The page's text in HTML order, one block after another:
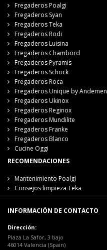
Fregaderos Poalgi
Fregaderos Syan
Fregaderos Teka
Fregaderos Rodi
Fregaderos Luisina
Fregaderos Chambord
Fregaderos Pyramis
Fregaderos Schock
Fregaderos Roca
Fregaderos Unique by Andemen
Fregaderos Ukinox
Fregaderos Reginox
Fregaderos Mundilite
Fregaderos Franke
Fregaderos Blanco
Cucine Oggi
RECOMENDACIONES
Mantenimiento Poalgi
Consejos limpieza Teka
INFORMACIÓN DE CONTACTO
Dirección:
Plaza La Safor, 3 bajo
46014 Valencia (Spain)